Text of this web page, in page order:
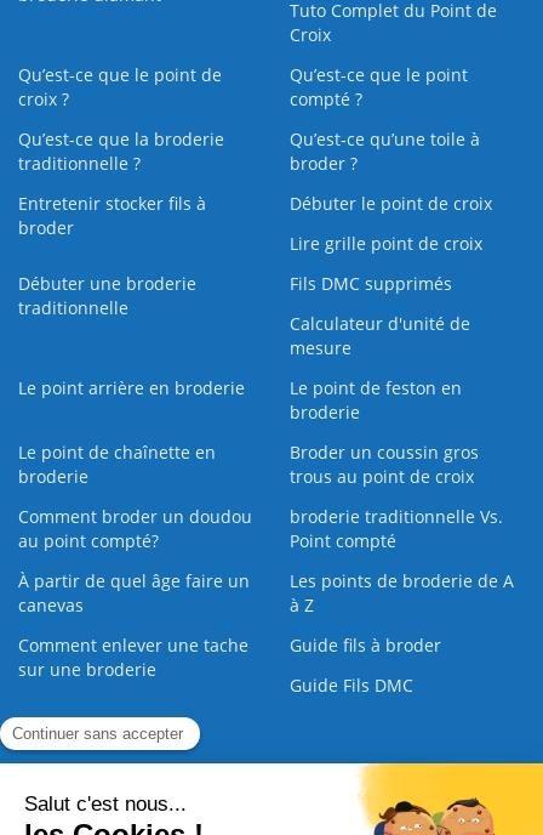
Tuto Complet du Point de
Croix
Qu’est-ce que le point de
croix ?
Qu’est-ce que le point
compté ?
Qu’est-ce que la broderie
traditionnelle ?
Qu’est‑ce qu’une toile à
broder ?
Entretenir stocker fils à
broder
Débuter le point de croix
Lire grille point de croix
Débuter une broderie
traditionnelle
Fils DMC supprimés
Calculateur d'unité de
mesure
Le point arrière en broderie
Le point de feston en
broderie
Le point de chaînette en
broderie
Broder un coussin gros
trous au point de croix
Comment broder un doudou
au point compté?
broderie traditionnelle Vs.
Point compté
À partir de quel âge faire un
canevas
Les points de broderie de A
à Z
Comment enlever une tache
sur une broderie
Guide fils à broder
Guide Fils DMC
Guide de la Broderie